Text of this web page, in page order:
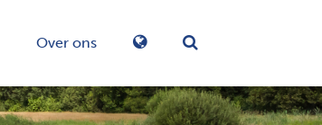
Over ons